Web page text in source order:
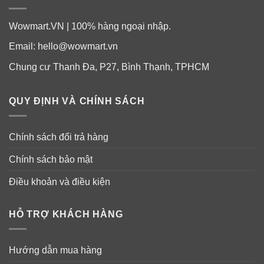
– Ngừng sử dụng và hỏi bác sĩ nếu tình trạng xấu đi,
Lưu ý: Sản phẩm này không phải là thuốc, không có tác
phẩm tùy thuộc cơ địa của từng người. Vui lòng đọc kỹ
hướng dẫn in trên bao bì sản phẩm trước khi sử dụng.
Wowmart.VN | 100% hàng ngoại nhập.
Email: hello@wowmart.vn
Chung cư Thanh Đa, P27, Bình Thạnh, TPHCM
QUY ĐỊNH VÀ CHÍNH SÁCH
Chính sách đổi trả hàng
Chính sách bảo mật
Điều khoản và điều kiện
HỖ TRỢ KHÁCH HÀNG
Hướng dẫn mua hàng